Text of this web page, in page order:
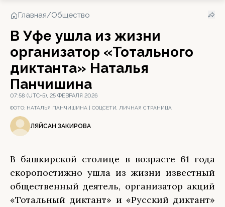
Главная/Общество
В Уфе ушла из жизни
организатор «Тотального
диктанта» Наталья
Панчишина
07:58 (UTC+5), 25 ФЕВРАЛЯ 2026
ФОТО: НАТАЛЬЯ ПАНЧИШИНА | СОЦСЕТИ, ЛИЧНАЯ СТРАНИЦА
ЛЯЙСАН ЗАКИРОВА
В башкирской столице в возрасте 61 года
скоропостижно ушла из жизни известный
общественный деятель, организатор акций
«Тотальный диктант» и «Русский диктант»